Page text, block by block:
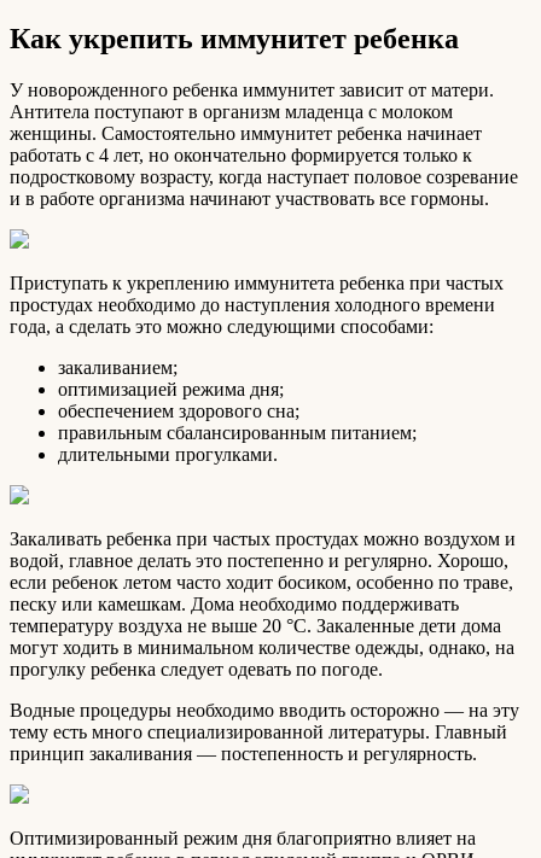
Как укрепить иммунитет ребенка
У новорожденного ребенка иммунитет зависит от матери.
Антитела поступают в организм младенца с молоком
женщины. Самостоятельно иммунитет ребенка начинает
работать с 4 лет, но окончательно формируется только к
подростковому возрасту, когда наступает половое созревание
и в работе организма начинают участвовать все гормоны.
Приступать к укреплению иммунитета ребенка при частых
простудах необходимо до наступления холодного времени
года, а сделать это можно следующими способами:
закаливанием;
оптимизацией режима дня;
обеспечением здорового сна;
правильным сбалансированным питанием;
длительными прогулками.
Закаливать ребенка при частых простудах можно воздухом и
водой, главное делать это постепенно и регулярно. Хорошо,
если ребенок летом часто ходит босиком, особенно по траве,
песку или камешкам. Дома необходимо поддерживать
температуру воздуха не выше 20 °C. Закаленные дети дома
могут ходить в минимальном количестве одежды, однако, на
прогулку ребенка следует одевать по погоде.
Водные процедуры необходимо вводить осторожно — на эту
тему есть много специализированной литературы. Главный
принцип закаливания — постепенность и регулярность.
Оптимизированный режим дня благоприятно влияет на